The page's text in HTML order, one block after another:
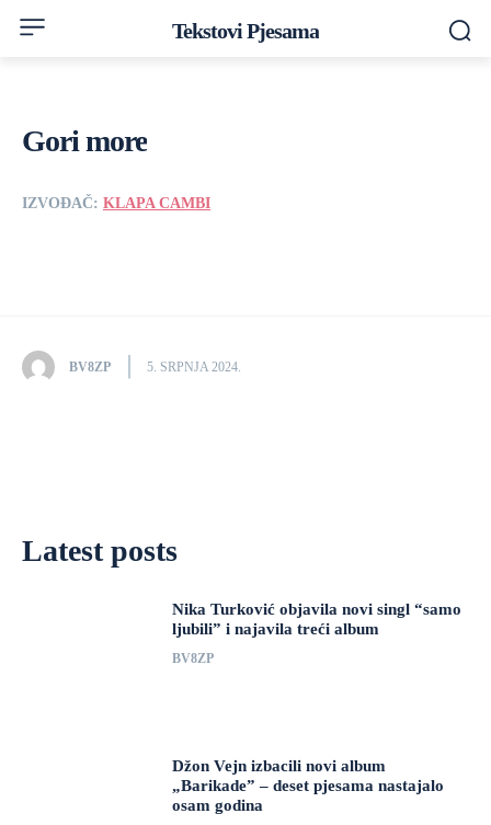
Tekstovi Pjesama
Gori more
IZVOĐAČ: KLAPA CAMBI
BV8ZP 5. SRPNJA 2024.
Latest posts
Nika Turković objavila novi singl “samo
ljubili” i najavila treći album
BV8ZP
Džon Vejn izbacili novi album
„Barikade” – deset pjesama nastajalo
osam godina